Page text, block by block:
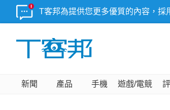
T客邦為提供您更多優質的內容，
新聞 產品 手機 遊戲/電競